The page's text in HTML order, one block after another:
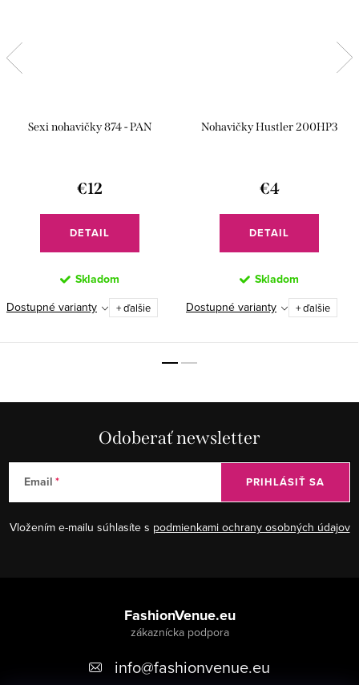
Sexi nohavičky 874 - PAN
€12
DETAIL
Skladom
Dostupné varianty + ďalšie
Nohavičky Hustler 200HP3
€4
DETAIL
Skladom
Dostupné varianty + ďalšie
Odoberať newsletter
Email
Vložením e-mailu súhlasíte s podmienkami ochrany osobných údajov
PRIHLÁSIŤ SA
FashionVenue.eu
info@fashionvenue.eu